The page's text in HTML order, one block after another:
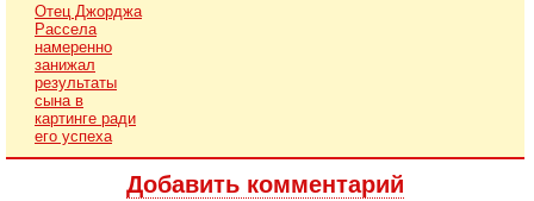
Отец Джорджа
Рассела
намеренно
занижал
результаты
сына в
картинге ради
его успеха
Добавить комментарий